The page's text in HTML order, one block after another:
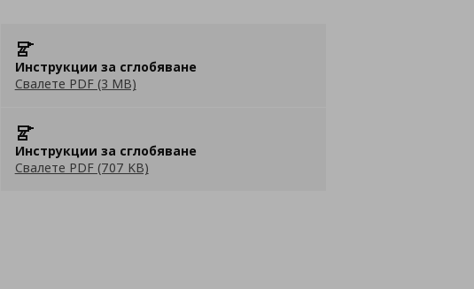
Инструкции за сглобяване
Свалете PDF (3 MB)
Инструкции за сглобяване
Свалете PDF (707 KB)